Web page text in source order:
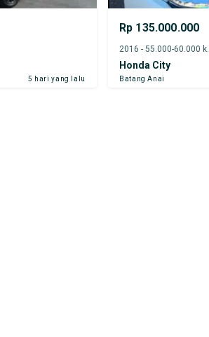
5 hari yang lalu
Rp 135.000.000
2016 - 55.000-60.000 km
Honda City
Batang Anai